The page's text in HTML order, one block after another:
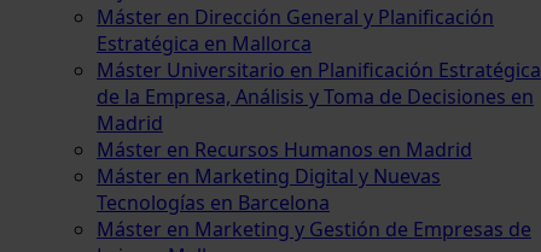
Máster en Dirección General y Planificación
Estratégica en Mallorca
Máster Universitario en Planificación Estratégica
de la Empresa, Análisis y Toma de Decisiones en
Madrid
Máster en Recursos Humanos en Madrid
Máster en Marketing Digital y Nuevas
Tecnologías en Barcelona
Máster en Marketing y Gestión de Empresas de